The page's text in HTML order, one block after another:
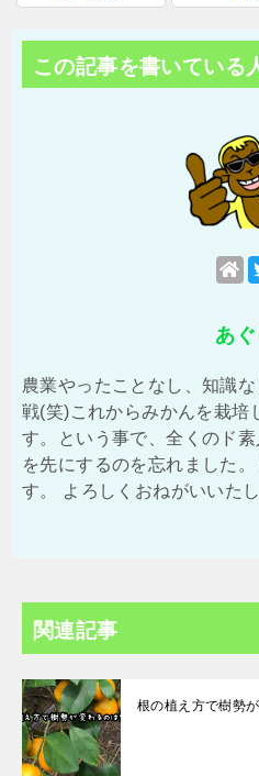
この記事を書いている
あぐ
農業やったことなし、知識
戦(笑)これからみかんを栽培
す。という事で、全くのド
を先にするのを忘れました
す。 よろしくおねがいいたし
関連記事
根の植え方で樹勢